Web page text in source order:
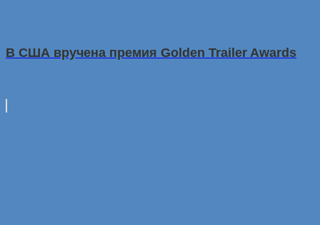
В США вручена премия Golden Trailer Awards